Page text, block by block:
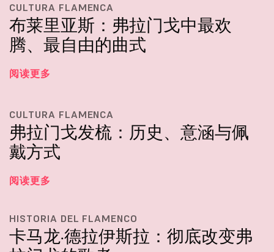
CULTURA FLAMENCA
布莱里亚斯：弗拉门戈中最欢
腾、最自由的曲式
阅读更多
CULTURA FLAMENCA
弗拉门戈发梳：历史、意涵与佩
戴方式
阅读更多
HISTORIA DEL FLAMENCO
卡马龙·德拉伊斯拉：彻底改变弗